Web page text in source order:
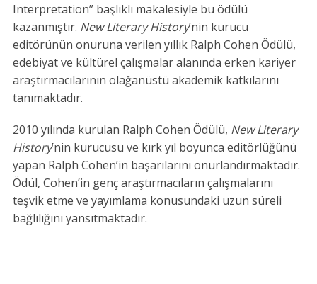
Interpretation” başlıklı makalesiyle bu ödülü
kazanmıştır. New Literary History’nin kurucu
editörünün onuruna verilen yıllık Ralph Cohen Ödülü,
edebiyat ve kültürel çalışmalar alanında erken kariyer
araştırmacılarının olağanüstü akademik katkılarını
tanımaktadır.
2010 yılında kurulan Ralph Cohen Ödülü, New Literary
History’nin kurucusu ve kırk yıl boyunca editörlüğünü
yapan Ralph Cohen’in başarılarını onurlandırmaktadır.
Ödül, Cohen’in genç araştırmacıların çalışmalarını
teşvik etme ve yayımlama konusundaki uzun süreli
bağlılığını yansıtmaktadır.